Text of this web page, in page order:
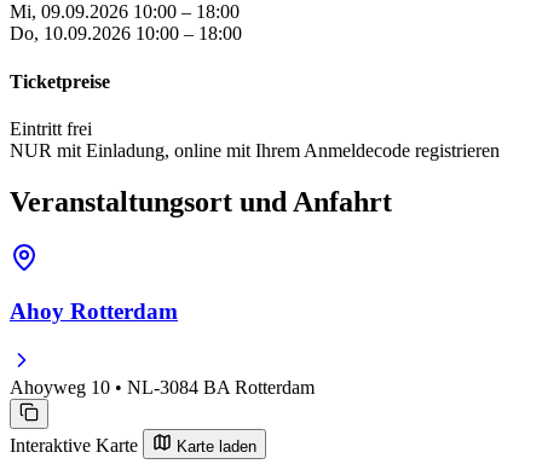
Mi, 09.09.2026 10:00 – 18:00
Do, 10.09.2026 10:00 – 18:00
Ticketpreise
Eintritt frei
NUR mit Einladung, online mit Ihrem Anmeldecode registrieren
Veranstaltungsort und Anfahrt
Ahoy Rotterdam
Ahoyweg 10 • NL-3084 BA Rotterdam
Interaktive Karte Karte laden